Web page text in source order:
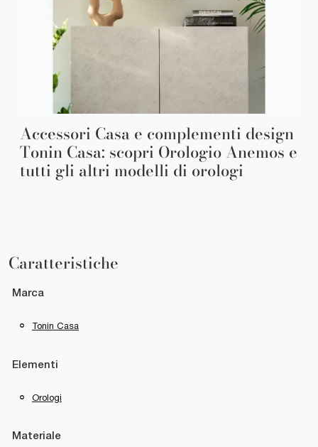
Accessori Casa e complementi design
Tonin Casa: scopri Orologio Anemos e
tutti gli altri modelli di orologi
Caratteristiche
Marca
Tonin Casa
Elementi
Orologi
Materiale